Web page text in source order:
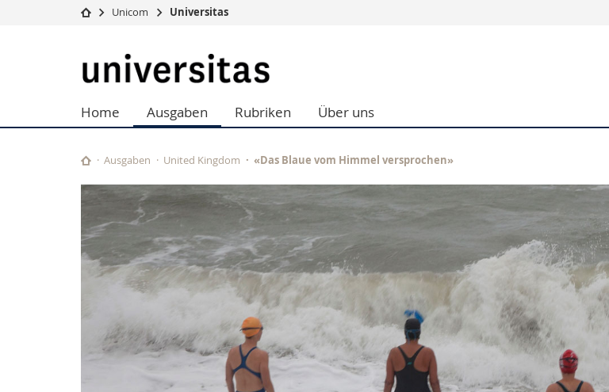
Universität
Studium
Forschung
Universität
Fakultäten
Theologische Fak.
Wirtschafts- und Sozialwissenschaftliche Fak.
Philosophische Fak.
Math.-Nat. und Med. Fak.
Unicom Universitas
Universitas
Home Ausgaben Rubriken Über uns
Ausgaben United Kingdom «Das Blaue vom Himmel versprochen»